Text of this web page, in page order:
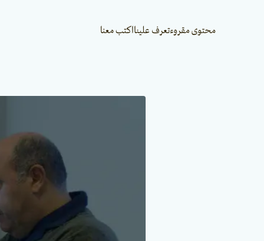
محتوى مقروءتعرف علينااكتب معنا